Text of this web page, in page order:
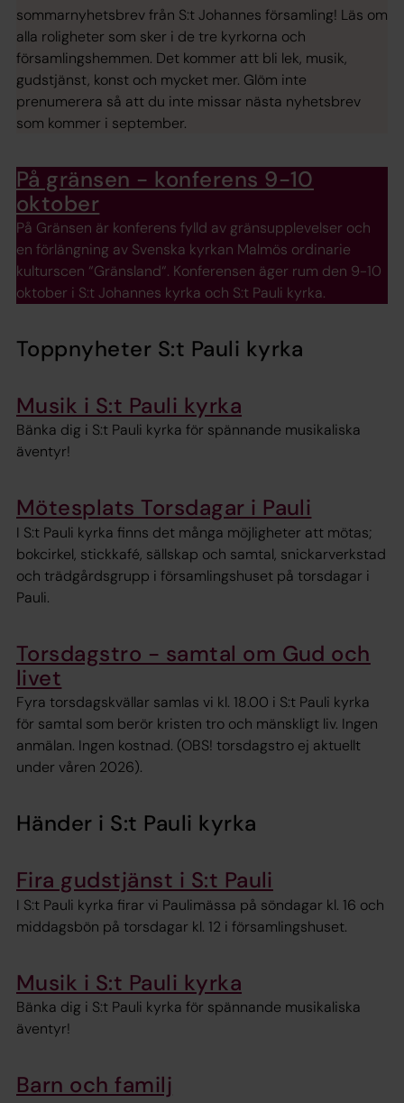
sommarnyhetsbrev från S:t Johannes församling! Läs om
alla roligheter som sker i de tre kyrkorna och
församlingshemmen. Det kommer att bli lek, musik,
gudstjänst, konst och mycket mer. Glöm inte
prenumerera så att du inte missar nästa nyhetsbrev
som kommer i september.
På gränsen - konferens 9-10
oktober
På Gränsen är konferens fylld av gränsupplevelser och
en förlängning av Svenska kyrkan Malmös ordinarie
kulturscen “Gränsland“. Konferensen äger rum den 9-10
oktober i S:t Johannes kyrka och S:t Pauli kyrka.
Toppnyheter S:t Pauli kyrka
Musik i S:t Pauli kyrka
Bänka dig i S:t Pauli kyrka för spännande musikaliska
äventyr!
Mötesplats Torsdagar i Pauli
I S:t Pauli kyrka finns det många möjligheter att mötas;
bokcirkel, stickkafé, sällskap och samtal, snickarverkstad
och trädgårdsgrupp i församlingshuset på torsdagar i
Pauli.
Torsdagstro - samtal om Gud och
livet
Fyra torsdagskvällar samlas vi kl. 18.00 i S:t Pauli kyrka
för samtal som berör kristen tro och mänskligt liv. Ingen
anmälan. Ingen kostnad. (OBS! torsdagstro ej aktuellt
under våren 2026).
Händer i S:t Pauli kyrka
Fira gudstjänst i S:t Pauli
I S:t Pauli kyrka firar vi Paulimässa på söndagar kl. 16 och
middagsbön på torsdagar kl. 12 i församlingshuset.
Musik i S:t Pauli kyrka
Bänka dig i S:t Pauli kyrka för spännande musikaliska
äventyr!
Barn och familj